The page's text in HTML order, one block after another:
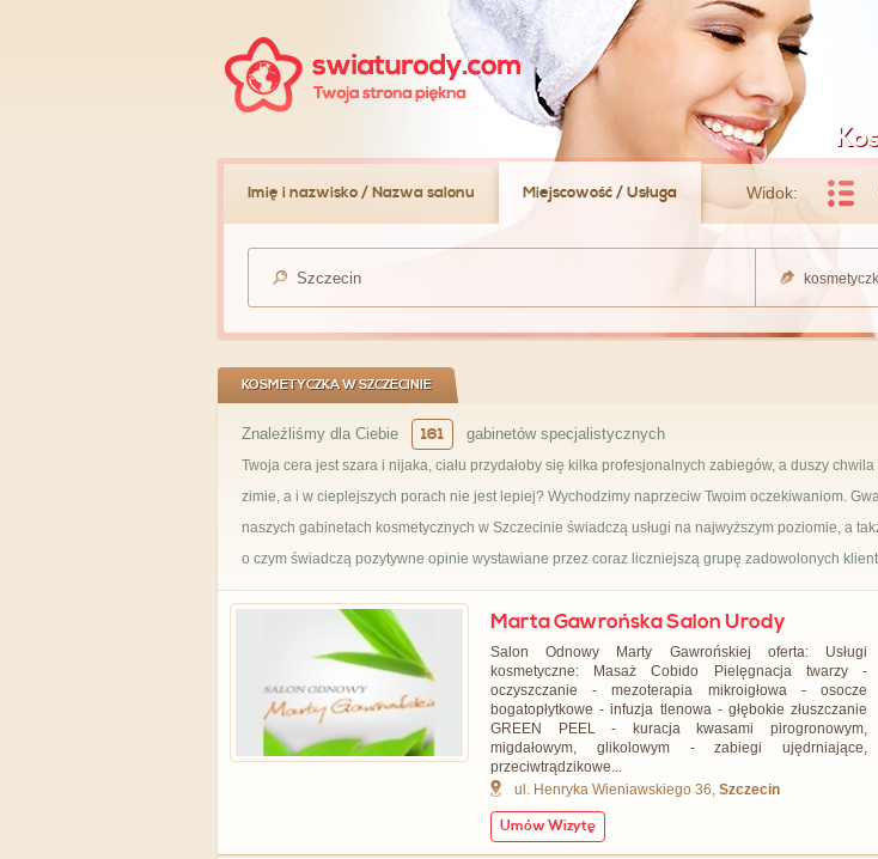
Imię i nazwisko / Nazwa salonu Miejscowość / Usługa Widok:
KOSMETYCZKA W SZCZECINIE
Znaleźliśmy dla Ciebie 161 gabinetów specjalistycznych
Twoja cera jest szara i nijaka, ciału przydałoby się kilka profesjonalnych zabiegów, a duszy
zimie, a i w cieplejszych porach nie jest lepiej? Wychodzimy naprzeciw Twoim oczekiwaniom.
naszych gabinetach kosmetycznych w Szczecinie świadczą usługi na najwyższym poziomie, a
o czym świadczą pozytywne opinie wystawiane przez coraz liczniejszą grupę zadowolonych
Marta Gawrońska Salon Urody
Salon Odnowy Marty Gawrońskiej oferta: Usługi
kosmetyczne: Masaż Cobido Pielęgnacja twarzy -
oczyszczanie - mezoterapia mikroigłowa - osocze
bogatopłytkowe - infuzja tlenowa - głębokie złuszczanie
GREEN PEEL - kuracja kwasami pirogronowym,
migdałowym, glikolowym - zabiegi ujędrniające,
przeciwtrądzikowe...
ul. Henryka Wieniawskiego 36, Szczecin
Umów Wizytę